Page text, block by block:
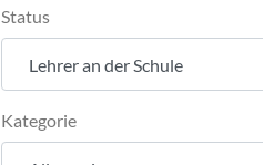
Status
Kategorie